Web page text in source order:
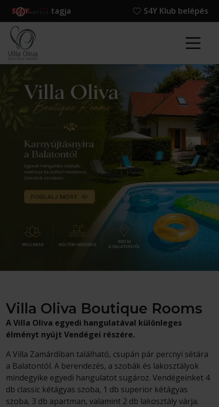
tagja S4Y Klub belépés
Villa Oliva Boutique Rooms
A Villa Oliva egyedi hangulatával különleges
élményt nyújt Vendégei részére.
A Villa Zamárdiban található, csupán pár percnyi sétára
a Balatontól. A berendezés, a szobák és lakosztályok
mindegyike egyedi hangulatot sugároz. Vendégeinket 4
db classic kétágyas szoba, 1 db superior kétágyas
szoba, 3 db apartman, valamint 2 db lakosztály várja.